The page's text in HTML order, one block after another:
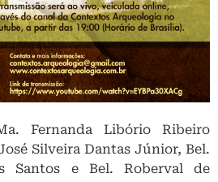
Fernanda Libório Ribeiro
Silveira Dantas Júnior, Bel.
Santos e Bel. Roberval de